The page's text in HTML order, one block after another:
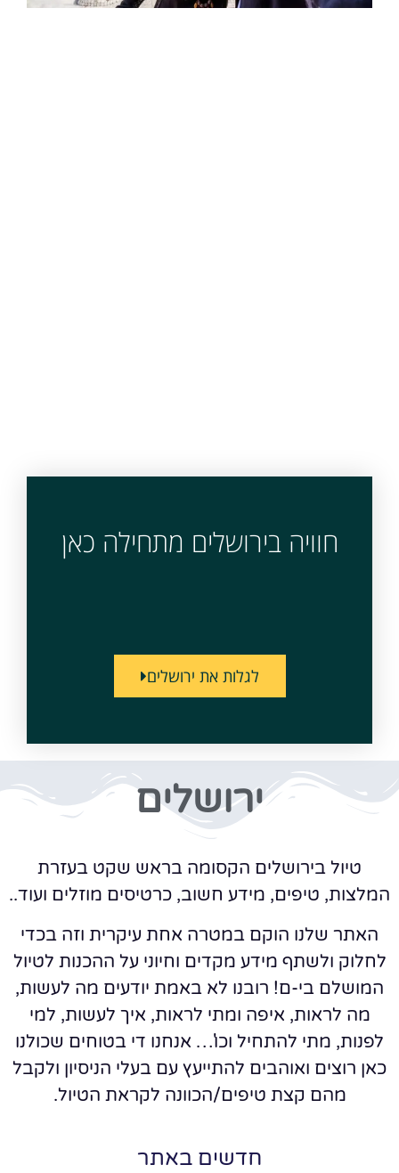
חוויה בירושלים מתחילה כאן
לגלות את ירושלים
ירושלים
טיול בירושלים הקסומה בראש שקט בעזרת
המלצות, טיפים, מידע חשוב, כרטיסים מוזלים ועוד..
האתר שלנו הוקם במטרה אחת עיקרית וזה בכדי
לחלוק ולשתף מידע מקדים וחיוני על ההכנות לטיול
המושלם בי-ם! רובנו לא באמת יודעים מה לעשות,
מה לראות, איפה ומתי לראות, איך לעשות, למי
לפנות, מתי להתחיל וכו'… אנחנו די בטוחים שכולנו
כאן רוצים ואוהבים להתייעץ עם בעלי הניסיון ולקבל
מהם קצת טיפים/הכוונה לקראת הטיול.
חדשים באתר